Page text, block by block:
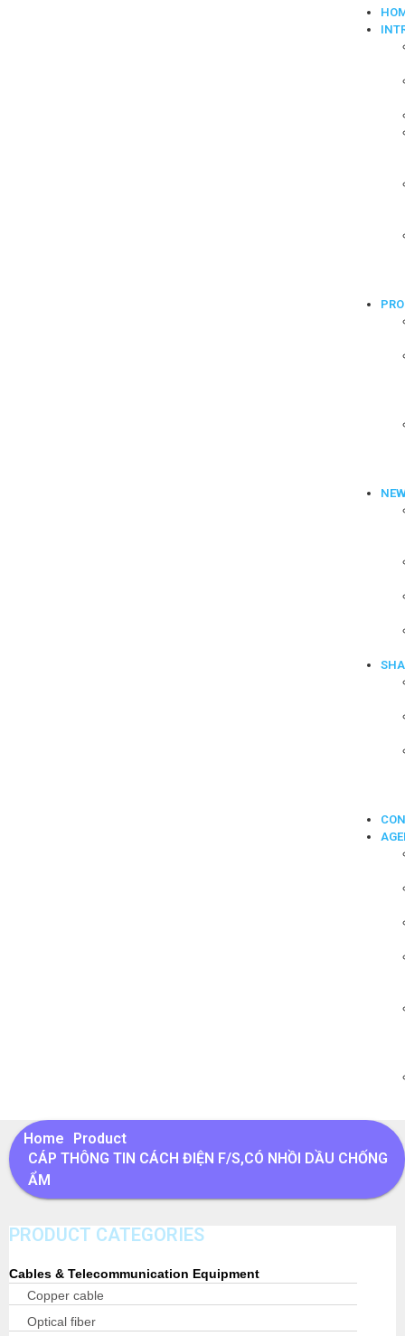
Home
Product
CÁP THÔNG TIN CÁCH ĐIỆN F/S,CÓ NHỒI DẦU CHỐNG
ẨM
PRODUCT CATEGORIES
Cables & Telecommunication Equipment
Copper cable
Optical fiber